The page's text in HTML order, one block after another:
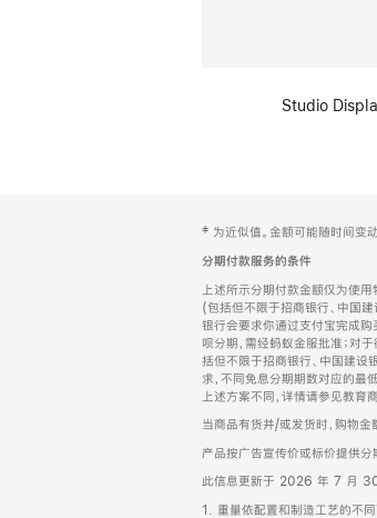
Studio
页
脚
注
‡ 为近似值。金额可能随时间变动
分期付款服务的条件
上述所示分期付款金额仅为使
(包括但不限于招商银行、中国
银行会要求你通过支付宝完成
呗分期，需经蚂蚁金服批准；对
括但不限于招商银行、中国建设
求，不同免息分期期数对应的
上述方案不同，详情请参见教
当商品有货并/或发货时，购物金
产品按广告宣传价或标价提供分
此信息更新于 2026 年 7 月 30
1. 重量依配置和制造工艺的不同